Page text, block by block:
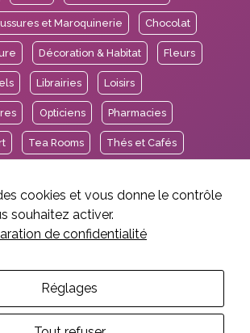
et Maroquinerie Chocolat
Décoration & Habitat Fleurs
Librairies Loisirs
Opticiens Pharmacies
Tea Rooms Thés et Cafés
Mentions légales et crédits
Politique de confidentialité
cookies et vous donne le contrôle
souhaitez activer.
de confidentialité
Réglages